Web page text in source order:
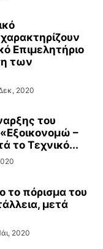
Επιμελητήριο
των
2020
του
–
το Τεχνικό...
πόρισμα του
μετά
2020